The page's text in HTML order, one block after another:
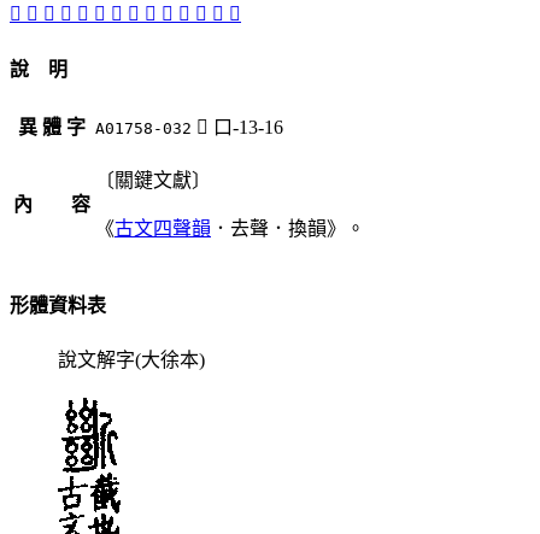
󲢑 󲢕 󲡼 󲢄 󲢍 󲢂 󲡸 󲢓 󲢃 𣃔 𣦙 𣦕 󲢏 󲡻
說 明
異 體 字 A01758-032 󴶶 口-13-16
內 容
〔關鍵文獻〕
《古文四聲韻 ．去聲．換韻》。
形體資料表
說文解字(大徐本)